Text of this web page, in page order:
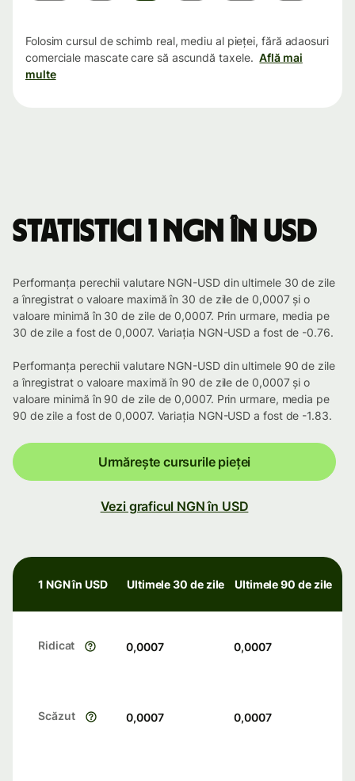
Folosim cursul de schimb real, mediu al pieței, fără adaosuri
comerciale mascate care să ascundă taxele. Află mai
multe
Statistici 1 NGN în USD
Performanța perechii valutare NGN-USD din ultimele 30 de zile
a înregistrat o valoare maximă în 30 de zile de 0,0007 și o
valoare minimă în 30 de zile de 0,0007. Prin urmare, media pe
30 de zile a fost de 0,0007. Variația NGN-USD a fost de -0.76.
Performanța perechii valutare NGN-USD din ultimele 90 de zile
a înregistrat o valoare maximă în 90 de zile de 0,0007 și o
valoare minimă în 90 de zile de 0,0007. Prin urmare, media pe
90 de zile a fost de 0,0007. Variația NGN-USD a fost de -1.83.
Urmărește cursurile pieței
Vezi graficul NGN în USD
1 NGN în USD Ultimele 30 de zile Ultimele 90 de zile
Ridicat 0,0007 0,0007
Scăzut 0,0007 0,0007